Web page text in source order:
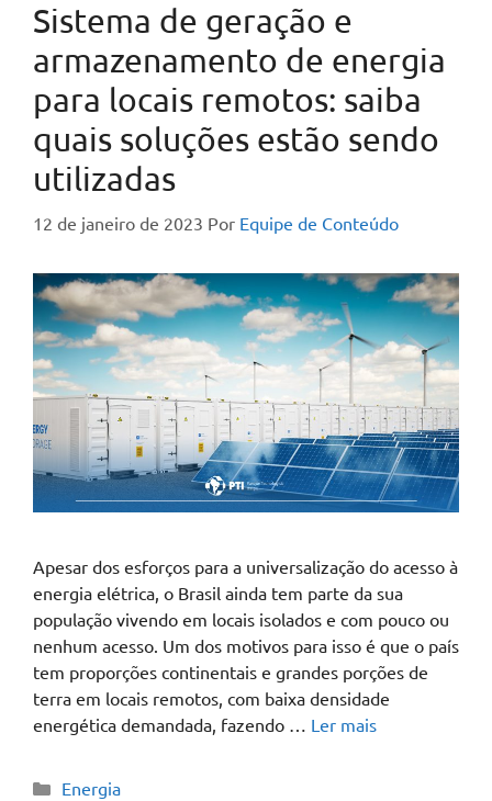
Sistema de geração e
armazenamento de energia
para locais remotos: saiba
quais soluções estão sendo
utilizadas
12 de janeiro de 2023 Por Equipe de Conteúdo
Apesar dos esforços para a universalização do acesso à
energia elétrica, o Brasil ainda tem parte da sua
população vivendo em locais isolados e com pouco ou
nenhum acesso. Um dos motivos para isso é que o país
tem proporções continentais e grandes porções de
terra em locais remotos, com baixa densidade
energética demandada, fazendo … Ler mais
Energia